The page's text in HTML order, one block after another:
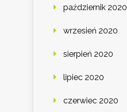
październik 2020
wrzesień 2020
sierpień 2020
lipiec 2020
czerwiec 2020